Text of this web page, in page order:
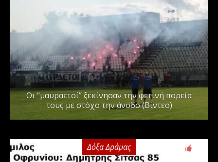
Οι “μαυραετοί” ξεκίνησαν την φετινή πορεία
τους με στόχο την άνοδο (Βίντεο)
Δόξα Δράμας